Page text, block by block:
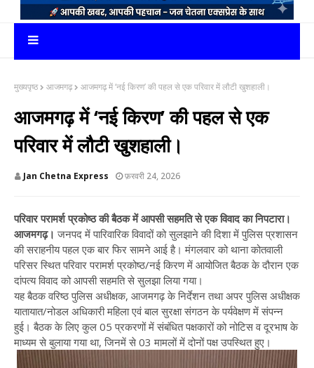
मुख्यपृष्ठ आजमगढ़ आजमगढ़ में ‘नई किरण’ की पहल से एक परिवार में लौटी खुशहाली।
आजमगढ़ में ‘नई किरण’ की पहल से एक
परिवार में लौटी खुशहाली।
Jan Chetna Express फ़रवरी 24, 2026
परिवार परामर्श प्रकोष्ठ की बैठक में आपसी सहमति से एक विवाद का निपटारा।
आजमगढ़।जनपद में पारिवारिक विवादों को सुलझाने की दिशा में पुलिस प्रशासन
की सराहनीय पहल एक बार फिर सामने आई है। मंगलवार को थाना कोतवाली
परिसर स्थित परिवार परामर्श प्रकोष्ठ/नई किरण में आयोजित बैठक के दौरान एक
दांपत्य विवाद को आपसी सहमति से सुलझा लिया गया।
यह बैठक वरिष्ठ पुलिस अधीक्षक, आजमगढ़ के निर्देशन तथा अपर पुलिस अधीक्षक
यातायात/नोडल अधिकारी महिला एवं बाल सुरक्षा संगठन के पर्यवेक्षण में संपन्न
हुई। बैठक के लिए कुल 05 प्रकरणों में संबंधित पक्षकारों को नोटिस व दूरभाष के
माध्यम से बुलाया गया था, जिनमें से 03 मामलों में दोनों पक्ष उपस्थित हुए।